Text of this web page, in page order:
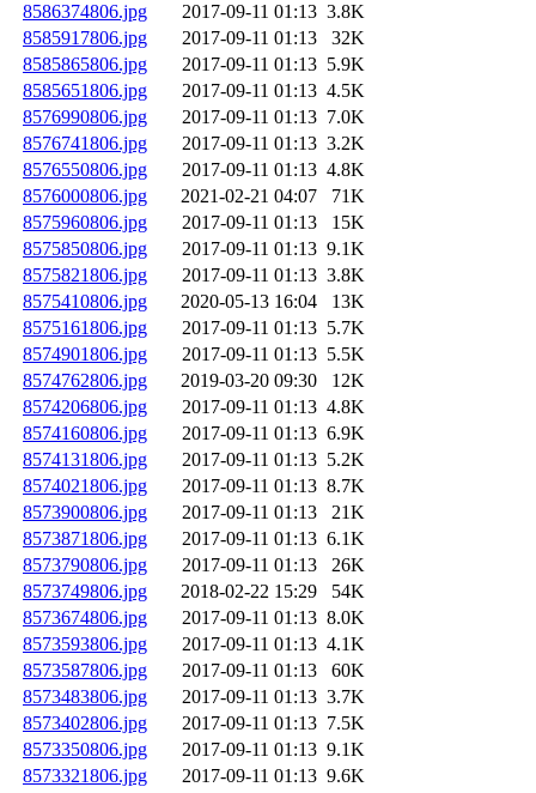
8586374806.jpg
2017-09-11 01:13 3.8K
8585917806.jpg
2017-09-11 01:13
32K
8585865806.jpg
2017-09-11 01:13 5.9K
8585651806.jpg
2017-09-11 01:13 4.5K
8576990806.jpg
2017-09-11 01:13 7.0K
8576741806.jpg
2017-09-11 01:13 3.2K
8576550806.jpg
2017-09-11 01:13 4.8K
8576000806.jpg
2021-02-21 04:07
71K
8575960806.jpg
2017-09-11 01:13
15K
8575850806.jpg
2017-09-11 01:13 9.1K
8575821806.jpg
2017-09-11 01:13 3.8K
8575410806.jpg
2020-05-13 16:04
13K
8575161806.jpg
2017-09-11 01:13 5.7K
8574901806.jpg
2017-09-11 01:13 5.5K
8574762806.jpg
2019-03-20 09:30
12K
8574206806.jpg
2017-09-11 01:13 4.8K
8574160806.jpg
2017-09-11 01:13 6.9K
8574131806.jpg
2017-09-11 01:13 5.2K
8574021806.jpg
2017-09-11 01:13 8.7K
8573900806.jpg
2017-09-11 01:13
21K
8573871806.jpg
2017-09-11 01:13 6.1K
8573790806.jpg
2017-09-11 01:13
26K
8573749806.jpg
2018-02-22 15:29
54K
8573674806.jpg
2017-09-11 01:13 8.0K
8573593806.jpg
2017-09-11 01:13 4.1K
8573587806.jpg
2017-09-11 01:13
60K
8573483806.jpg
2017-09-11 01:13 3.7K
8573402806.jpg
2017-09-11 01:13 7.5K
8573350806.jpg
2017-09-11 01:13 9.1K
8573321806.jpg
2017-09-11 01:13 9.6K